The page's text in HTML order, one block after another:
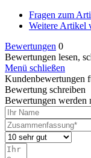
Fragen zum
Weitere Artikel
Bewertungen 0
Bewertungen lesen,
Menü schließen
Kundenbewertungen
Bewertung schreiben
Bewertungen werden